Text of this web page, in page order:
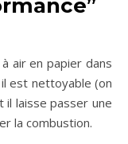
”
air en papier dans
il est nettoyable (on
il laisse passer une
la combustion.